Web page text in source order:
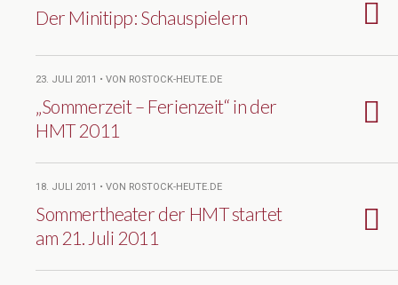
Der Minitipp: Schauspielern
23. JULI 2011 • VON ROSTOCK-HEUTE.DE
„Sommerzeit – Ferienzeit“ in der
HMT 2011
18. JULI 2011 • VON ROSTOCK-HEUTE.DE
Sommertheater der HMT startet
am 21. Juli 2011